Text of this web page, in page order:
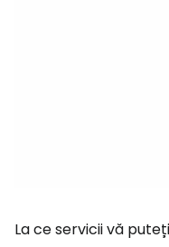
La ce servicii vă